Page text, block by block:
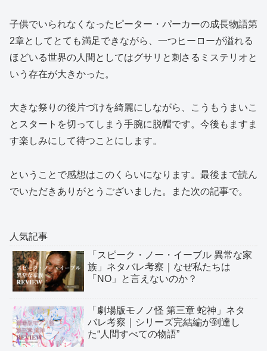
子供でいられなくなったピーター・パーカーの成長物語第
2章としてとても満足できながら、一つヒーローが溢れる
ほどいる世界の人間としてはグサリと刺さるミステリオと
いう存在が大きかった。
大きな祭りの後片づけを綺麗にしながら、こうもうまいこ
とスタートを切ってしまう手腕に脱帽です。今後もますま
す楽しみにして待つことにします。
ということで感想はこのくらいになります。最後まで読ん
でいただきありがとうございました。また次の記事で。
人気記事
「スピーク・ノー・イーブル 異常な家
族」ネタバレ考察｜なぜ私たちは
「NO」と言えないのか？
「劇場版モノノ怪 第三章 蛇神」ネタ
バレ考察｜シリーズ完結編が到達し
た“人間すべての物語”